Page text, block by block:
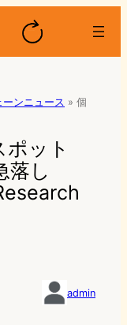
ンニュース » 個
ット
落し
admin